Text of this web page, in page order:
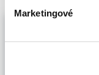
Marketingové